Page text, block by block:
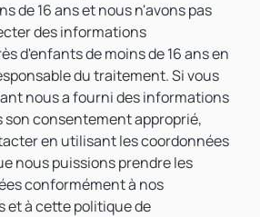
de 16 ans et nous n'avons pas
des informations
d'enfants de moins de 16 ans en
du traitement. Si vous
nous a fourni des informations
son consentement approprié,
en utilisant les coordonnées
nous puissions prendre les
conformément à nos
et à cette politique de